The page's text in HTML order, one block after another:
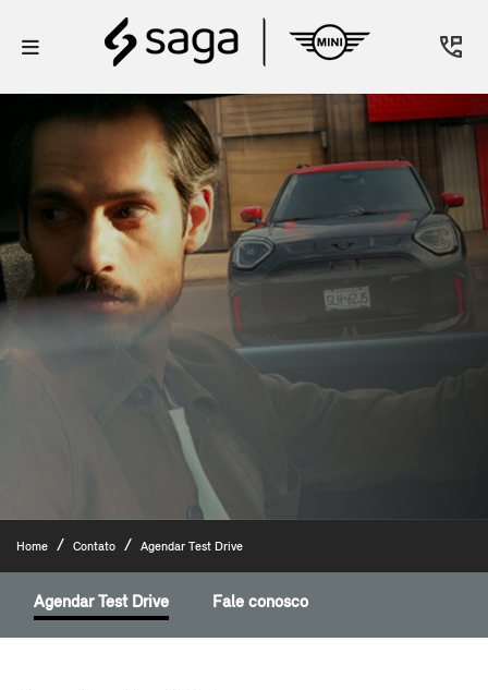
Home Contato Agendar Test Drive
Fale conosco
Agendar Test Drive